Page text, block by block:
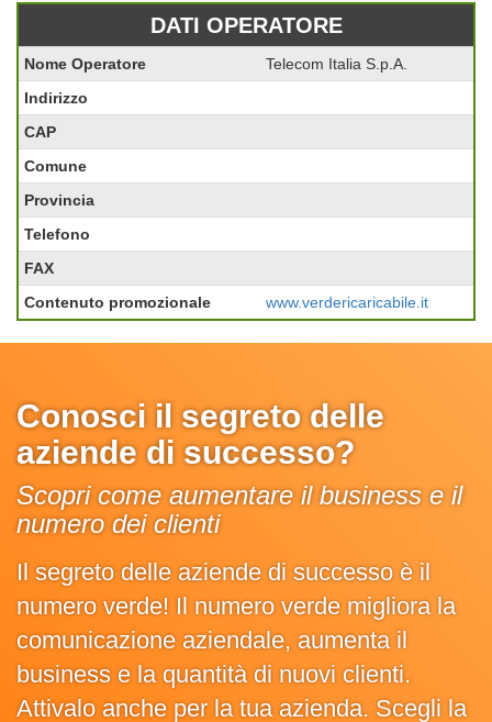
DATI OPERATORE
Nome Operatore
Telecom Italia S.p.A.
Indirizzo
CAP
Comune
Provincia
Telefono
FAX
Contenuto promozionale
www.verdericaricabile.it
Conosci il segreto delle
aziende di successo?
Scopri come aumentare il business e il
numero dei clienti
Il segreto delle aziende di successo è il
numero verde! Il numero verde migliora la
comunicazione aziendale, aumenta il
business e la quantità di nuovi clienti.
Attivalo anche per la tua azienda. Scegli la